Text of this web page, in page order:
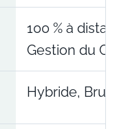
100 % à
Gestion du
Hybride,